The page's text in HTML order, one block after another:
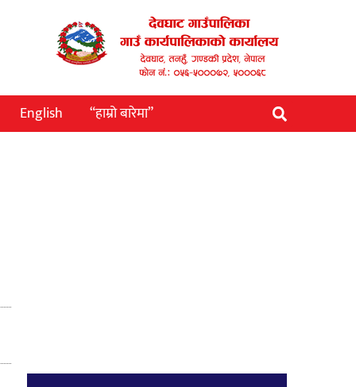
English “हाम्रो बारेमा”